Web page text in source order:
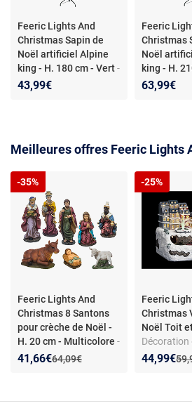
Feeric Lights And
Christmas Sapin de
Noël artificiel Alpine
king - H. 180 cm - Vert-
Féérie Lights &
43,99€
Feeric
Christmas
Noël
king - H.
Féérie
63,99€
Meilleures offres Feeric Lights
Feeric Lights And
Christmas 8 Santons
pour crèche de Noël -
H. 20 cm - Multicolore -
Féérie Lights &
Ancien prix :
64,09€
Nouveau prix :
41,66€
Réduction de :
-35%
Feeric
Christmas
Noël Toit
Décoration
Village
Nouveau
44,99€
Réduction
-25%